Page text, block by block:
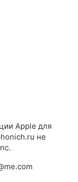
Apple для
не